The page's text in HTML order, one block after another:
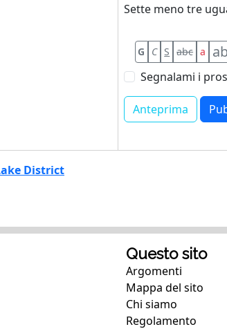
Sette meno tre
G C S abc a
Segnalami i
District
Questo sito
Argomenti
Mappa del sito
Chi siamo
Regolamento